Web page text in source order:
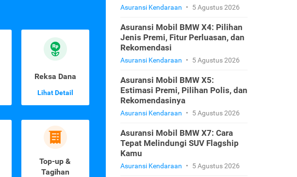
Reksa Dana
Lihat Detail
Top-up &
Tagihan
Asuransi Kendaraan • 5 Agustus 2026
Asuransi Mobil BMW X4: Pilihan
Jenis Premi, Fitur Perluasan, dan
Rekomendasi
Asuransi Kendaraan • 5 Agustus 2026
Asuransi Mobil BMW X5:
Estimasi Premi, Pilihan Polis, dan
Rekomendasinya
Asuransi Kendaraan • 5 Agustus 2026
Asuransi Mobil BMW X7: Cara
Tepat Melindungi SUV Flagship
Kamu
Asuransi Kendaraan • 5 Agustus 2026